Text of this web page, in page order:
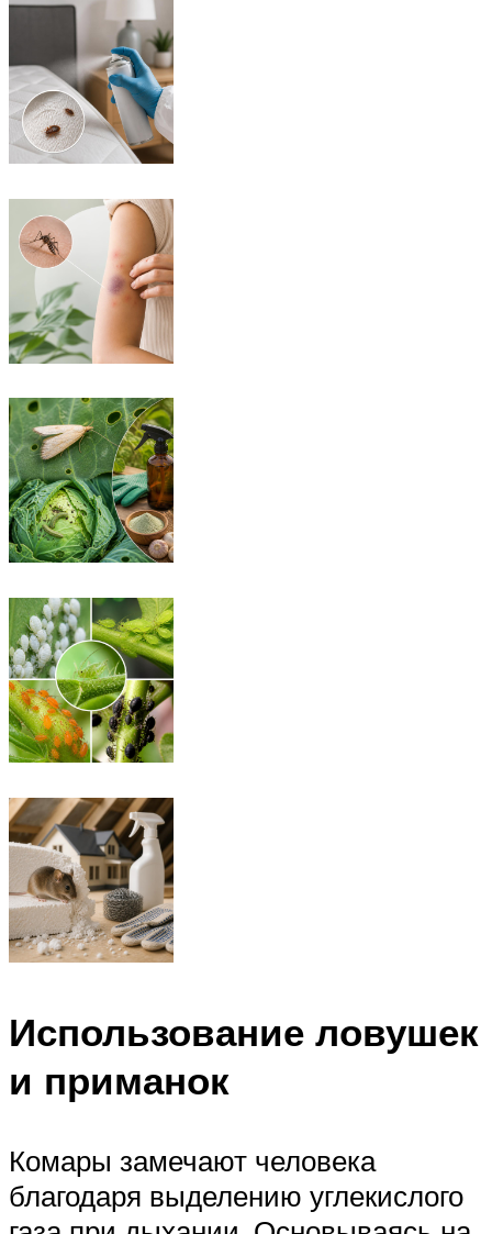
Использование ловушек
и приманок
Комары замечают человека
благодаря выделению углекислого